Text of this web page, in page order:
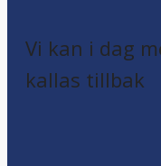
Vi kan i dag
kallas tillbak